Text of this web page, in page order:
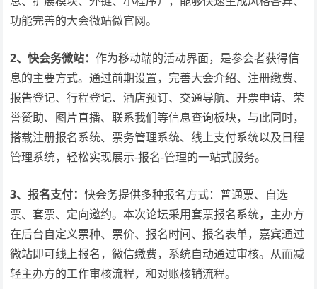
功能完善的大会微站微官网。
2、快会务微站：作为移动端的活动界面，是参会者获得信
息的主要方式。通过前期设置，完善大会介绍、注册缴费、
报告登记、行程登记、酒店预订、交通导航、开票申请、荣
誉赞助、图片直播、联系我们等信息查询板块，与此同时，
搭载注册报名系统、票务管理系统、线上支付系统以及日程
管理系统，轻松实现展示-报名-管理的一站式服务。
3、报名支付：快会务提供多种报名方式：普通票、自选
票、套票、定向邀约。本次论坛采用套票报名系统，主办方
在后台自定义票种、票价、报名时间、报名表单，嘉宾通过
微站即可线上报名，微信缴费，系统自动通过审核。从而减
轻主办方的工作审核流程，和对账核销流程。